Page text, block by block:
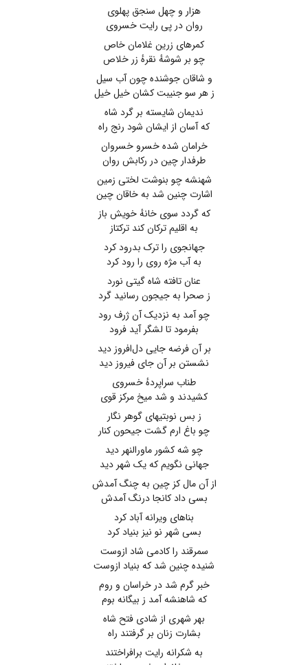
هزار و چهل سنجق پهلوی
روان در پی رایت خسروی
کمرهای زرین غلامان خاص
چو بر شوشهٔ نقرهٔ زر خلاص
و شاقان جوشنده چون آب سیل
ز هر سو جنیبت کشان خیل خیل
ندیمان شایسته بر گرد شاه
که آسان از ایشان شود رنج راه
خرامان شده خسرو خسروان
طرفدار چین در رکابش روان
شهنشه چو بنوشت لختی زمین
اشارت چنین شد به خاقان چین
که گردد سوی خانهٔ خویش باز
به اقلیم ترکان کند ترکتاز
جهانجوی را ترک بدرود کرد
به آب مژه روی را رود کرد
عنان تافته شاه گیتی نورد
ز صحرا به جیجون رسانید گرد
چو آمد به نزدیک آن ژرف رود
بفرمود تا لشگر آید فرود
بر آن فرضه جایی دل‌افروز دید
نشستن بر آن جای فیروز دید
طناب سراپردهٔ خسروی
کشیدند و شد میخ مرکز قوی
ز بس نوبتیهای گوهر نگار
چو باغ ارم گشت جیحون کنار
چو شه کشور ماورالنهر دید
جهانی نگویم که یک شهر دید
از آن مال کز چین به چنگ آمدش
بسی داد کانجا درنگ آمدش
بناهای ویرانه آباد کرد
بسی شهر نو نیز بنیاد کرد
سمرقند را کادمی شاد ازوست
شنیده چنین شد که بنیاد ازوست
خبر گرم شد در خراسان و روم
که شاهنشه آمد ز بیگانه بوم
بهر شهری از شادی فتح شاه
بشارت زنان بر گرفتند راه
به شکرانه رایت برافراختند